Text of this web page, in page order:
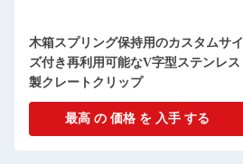
木箱スプリング保持用のカスタムサイ
ズ付き再利用可能なV字型ステンレス
製クレートクリップ
最高 の 価格 を 入手 する